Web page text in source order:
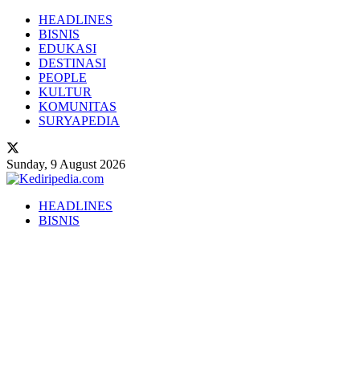
HEADLINES
BISNIS
EDUKASI
DESTINASI
PEOPLE
KULTUR
KOMUNITAS
SURYAPEDIA
Sunday, 9 August 2026
HEADLINES
BISNIS